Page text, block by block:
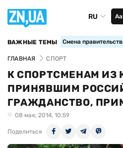
RU Аа
ВАЖНЫЕ ТЕМЫ Смена
ГЛАВНАЯ СПОРТ
К СПОРТСМЕНАМ ИЗ
ПРИНЯВШИМ
ГРАЖДАНСТВО,
08 мая, 2014, 10:59
Поделиться